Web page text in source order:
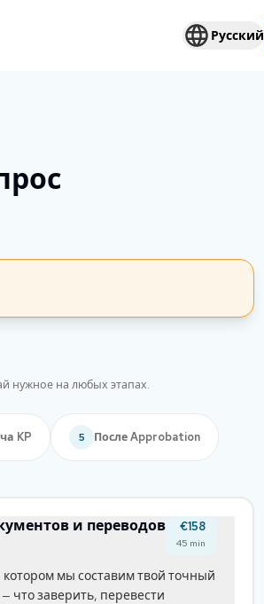
Русский
нужное на любых этапах.
KP 5 После Approbation
и переводов €158
45 min
котором мы составим твой точный
что заверить, перевести